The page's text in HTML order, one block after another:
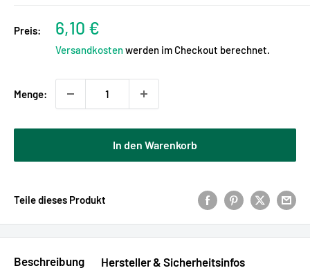
Preis: Sonderpreis
6,10 €
Versandkostenwerden im Checkout berechnet.
Menge:
In den Warenkorb
Teile dieses Produkt
Beschreibung Hersteller & Sicherheitsinfos